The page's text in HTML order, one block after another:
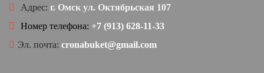
Адрес: г. Омск ул. Октябрьская 107
Номер телефона: +7 (913) 628-11-33
Эл. почта: cronabuket@gmail.com